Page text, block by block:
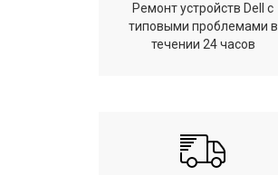
Ремонт устройств Dell с
типовыми проблемами в
течении 24 часов